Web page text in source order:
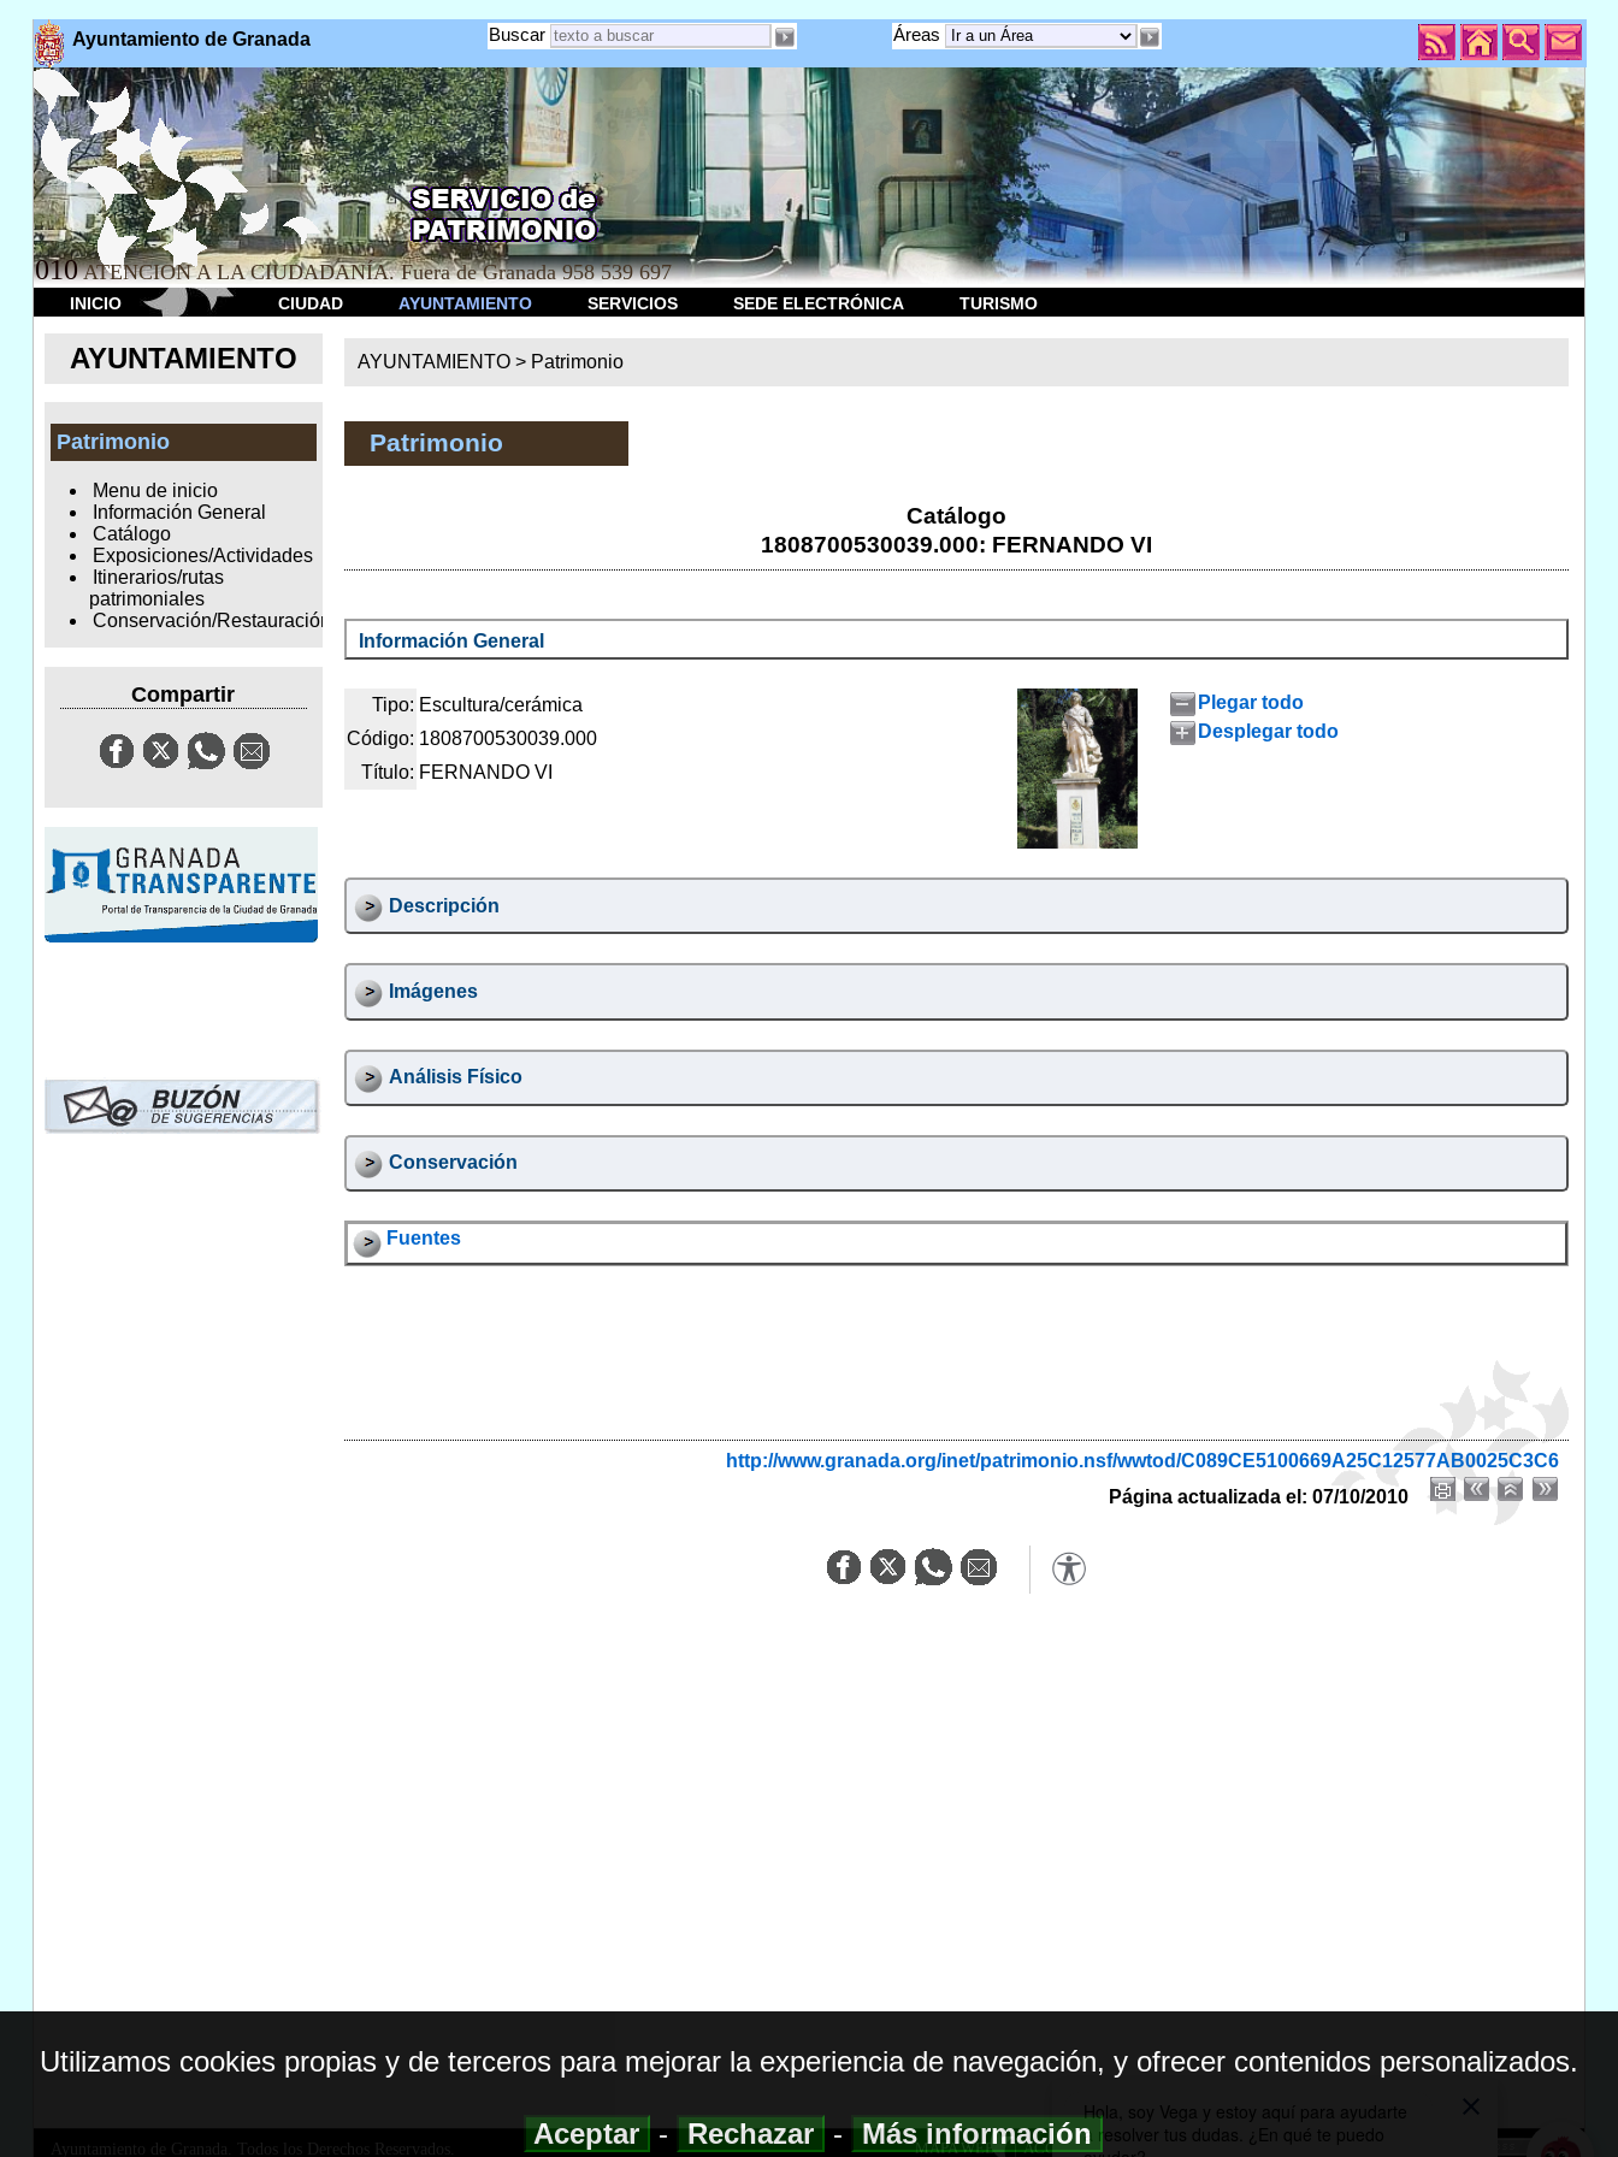
Ayuntamiento de Granada Áreas
Buscar
010 ATENCION A LA CIUDADANÍA. Fuera de Granada 958 539 697
INICIO CIUDAD AYUNTAMIENTO SERVICIOS SEDE ELECTRÓNICA TURISMO
AYUNTAMIENTO
Patrimonio
Menu de inicio
Información General
Catálogo
Exposiciones/Actividades
Itinerarios/rutas
patrimoniales
Conservación/Restauración
Compartir
AYUNTAMIENTO > Patrimonio
Patrimonio
Catálogo
1808700530039.000: FERNANDO VI
Información General
Tipo: Escultura/cerámica
Código: 1808700530039.000
Título: FERNANDO VI
Plegar todo
Desplegar todo
Descripción
Imágenes
Análisis Físico
Conservación
Fuentes
http://www.granada.org/inet/patrimonio.nsf/wwtod/C089CE5100669A25C12577AB0025C3C6
Página actualizada el: 07/10/2010
Ayuntamiento de Granada. Todos los Derechos Reservados. MAPA WEB|ACCESIBILIDAD
Utilizamos cookies propias y de terceros para mejorar la experiencia de navegación, y ofrecer contenidos personalizados.
Aceptar-Rechazar-Más información